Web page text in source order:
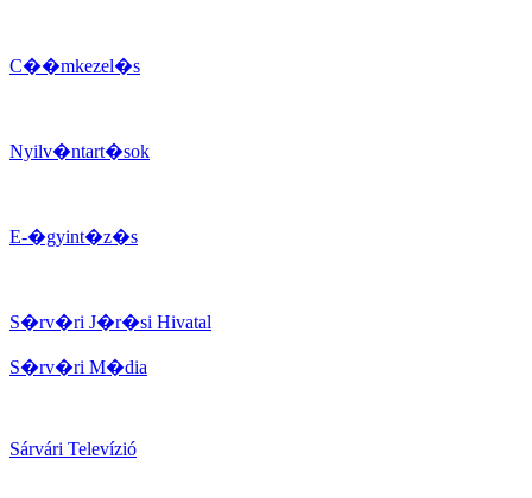
C��mkezel�s
Nyilv�ntart�sok
E-�gyint�z�s
S�rv�ri J�r�si Hivatal
S�rv�ri M�dia
Sárvári Televízió